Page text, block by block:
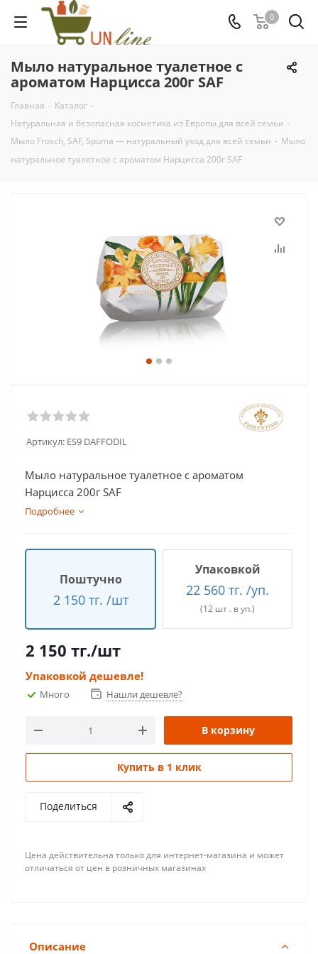
0
Мыло натуральное туалетное с
ароматом Нарцисса 200г SAF
Главная - Каталог -
Натуральная и безопасная косметика из Европы для всей семьи -
Мыло Frosch, SAF, Spuma — натуральный уход для всей семьи - Мыло
натуральное туалетное с ароматом Нарцисса 200г SAF
Артикул: ES9 DAFFODIL
Мыло натуральное туалетное с ароматом
Нарцисса 200г SAF
Подробнее
Поштучно
2 150 тг. /шт
Упаковкой
22 560 тг. /уп.
(12 шт . в уп.)
2 150 тг./шт
Упаковкой дешевле!
Много Нашли дешевле?
В корзину
Купить в 1 клик
Поделиться
Цена действительна только для интернет-магазина и может
отличаться от цен в розничных магазинах
Описание